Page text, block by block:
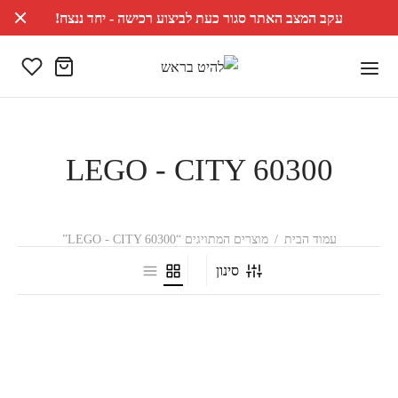
עקב המצב האתר סגור כעת לביצוע רכישה - יחד ננצח!
LEGO - CITY 60300
עמוד הבית / מוצרים המתויגים “LEGO - CITY 60300”
סינון